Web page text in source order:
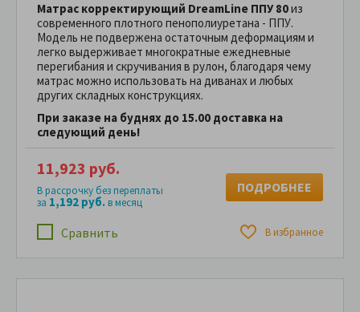
Матрас корректирующий DreamLine ППУ 80из
современного плотного пенополиуретана - ППУ.
Модель не подвержена остаточным деформациям и
легко выдерживает многократные ежедневные
перегибания и скручивания в рулон, благодаря чему
матрас можно использовать на диванах и любых
других складных конструкциях.
При заказе на буднях до 15.00 доставка на
следующий день!
Сравнить В избранное
11,923 руб.
В рассрочку без переплаты
за 1,192 руб.в месяц
ПОДРОБНЕЕ